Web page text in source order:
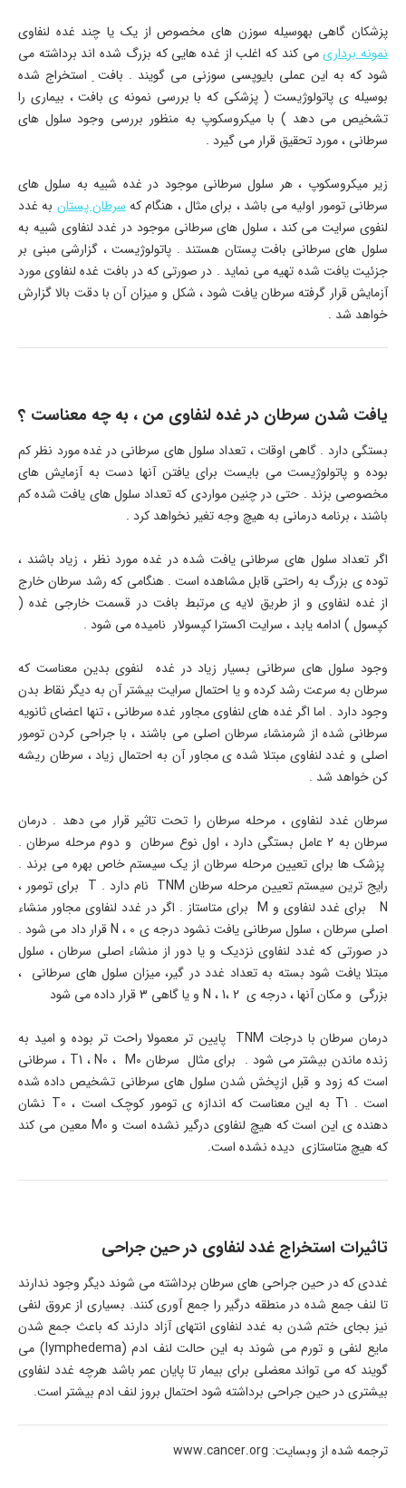
پزشکان گاهی بهوسیله سوزن های مخصوص از یک یا چند غده لنفاوی
نمونه برداریمی کند که اغلب از غده هایی که بزرگ شده اند برداشته می
شود که به این عملی بایوپسی سوزنی می گویند . بافت ِ استخراج شده
بوسیله ی پاتولوژیست ( پزشکی که با بررسی نمونه ی بافت ، بیماری را
تشخیص می دهد ) با میکروسکوپ به منظور بررسی وجود سلول های
سرطانی ، مورد تحقیق قرار می گیرد .
زیر میکروسکوپ ، هر سلول سرطانی موجود در غده شبیه به سلول های
سرطانی تومور اولیه می باشد ، برای مثال ، هنگام کهسرطان پستان به غدد
لنفوی سرایت می کند ، سلول های سرطانی موجود در غدد لنفاوی شبیه به
سلول های سرطانی بافت پستان هستند . پاتولوژیست ، گزارشی مبنی بر
جزئیت یافت شده تهیه می نماید . در صورتی که در بافت غده لنفاوی مورد
آزمایش قرار گرفته سرطان یافت شود ، شکل و میزان آن با دقت بالا گزارش
خواهد شد .
یافت شدن سرطان در غده لنفاوی من ، به چه معناست ؟
بستگی دارد . گاهی اوقات ، تعداد سلول های سرطانی در غده مورد نظر کم
بوده و پاتولوژیست می بایست برای یافتن آنها دست به آزمایش های
مخصوصی بزند . حتی در چنین مواردی که تعداد سلول های یافت شده کم
باشند ، برنامه درمانی به هیچ وجه تغیر نخواهد کرد .
اگر تعداد سلول های سرطانی یافت شده در غده مورد نظر ، زیاد باشند ،
توده ی بزرگ به راحتی قابل مشاهده است . هنگامی که رشد سرطان خارج
از غده لنفاوی و از طریق لایه ی مرتبط بافت در قسمت خارجی غده (
کپسول ) ادامه یابد ، سرایت اکسترا کپسولار نامیده می شود .
وجود سلول های سرطانی بسیار زیاد در غده لنفوی بدین معناست که
سرطان به سرعت رشد کرده و یا احتمال سرایت بیشتر آن به دیگر نقاط بدن
وجود دارد . اما اگر غده های لنفاوی مجاور غده سرطانی ، تنها اعضای ثانویه
سرطانی شده از شرمنشاء سرطان اصلی می باشند ، با جراحی کردن تومور
اصلی و غدد لنفاوی مبتلا شده ی مجاور آن به احتمال زیاد ، سرطان ریشه
کن خواهد شد .
سرطان غدد لنفاوی ، مرحله سرطان را تحت تاثیر قرار می دهد . درمان
سرطان به 2 عامل بستگی دارد ، اول نوع سرطان و دوم مرحله سرطان .
پزشک ها برای تعیین مرحله سرطان از یک سیستم خاص بهره می برند .
رایج ترین سیستم تعیین مرحله سرطان TNM نام دارد . T برای تومور ،
N برای غدد لنفاوی و M برای متاستاز . اگر در غدد لنفاوی مجاور منشاء
اصلی سرطان ، سلول سرطانی یافت نشود درجه ی N ، 0 قرار داد می شود .
در صورتی که غدد لنفاوی نزدیک و یا دور از منشاء اصلی سرطان ، سلول
مبتلا یافت شود بسته به تعداد غدد در گیر، میزان سلول های سرطانی ،
بزرگی و مکان آنها ، درجه ی N ، 1، 2 و یا گاهی 3 قرار داده می شود
درمان سرطان با درجات TNM پایین تر معمولا راحت تر بوده و امید به
زنده ماندن بیشتر می شود . برای مثال سرطان T1 ، N0 ، M0 ، سرطانی
است که زود و قبل ازپخش شدن سلول های سرطانی تشخیص داده شده
است . T1 به این معناست که اندازه ی تومور کوچک است ، T0 نشان
دهنده ی این است که هیچ لنفاوی درگیر نشده است و M0 معین می کند
که هیچ متاستازی دیده نشده است.
تاثیرات استخراج غدد لنفاوی در حین جراحی
غددی که در حین جراحی های سرطان برداشته می شوند دیگر وجود ندارند
تا لنف جمع شده در منطقه درگیر را جمع آوری کنند. بسیاری از عروق لنفی
نیز بجای ختم شدن به غدد لنفاوی انتهای آزاد دارند که باعث جمع شدن
مایع لنفی و تورم می شوند به این حالت لنف ادم (lymphedema) می
گویند که می تواند معضلی برای بیمار تا پایان عمر باشد هرچه غدد لنفاوی
بیشتری در حین جراحی برداشته شود احتمال بروز لنف ادم بیشتر است.
ترجمه شده از وبسایت: www.cancer.org